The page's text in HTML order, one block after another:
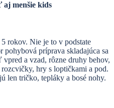
menšie kids
rokov. Nie je to v podstate
pohybová príprava skladajúca sa
a vzad, rôzne druhy behov,
hry s loptičkami a pod.
len tričko, tepláky a bosé nohy.